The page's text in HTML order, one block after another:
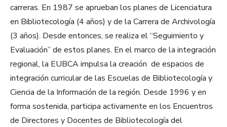
carreras. En 1987 se aprueban los planes de Licenciatura
en Bibliotecología (4 años) y de la Carrera de Archivología
(3 años). Desde entonces, se realiza el “Seguimiento y
Evaluación” de estos planes. En el marco de la integración
regional, la EUBCA impulsa la creación de espacios de
integración curricular de las Escuelas de Bibliotecología y
Ciencia de la Información de la región. Desde 1996 y en
forma sostenida, participa activamente en los Encuentros
de Directores y Docentes de Bibliotecología del